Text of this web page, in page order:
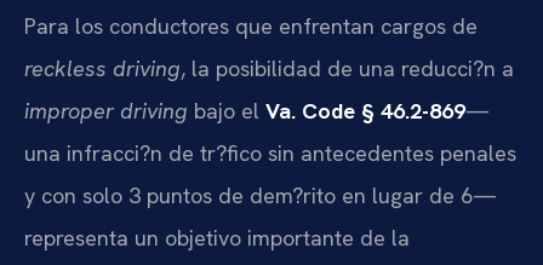
Para los conductores que enfrentan cargos de
reckless driving, la posibilidad de una reducci?n a
improper driving bajo el Va. Code § 46.2-869—
una infracci?n de tr?fico sin antecedentes penales
y con solo 3 puntos de dem?rito en lugar de 6—
representa un objetivo importante de la